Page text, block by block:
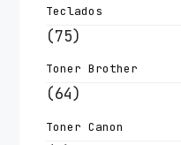
Teclados
(75)
Toner Brother
(64)
Toner Canon